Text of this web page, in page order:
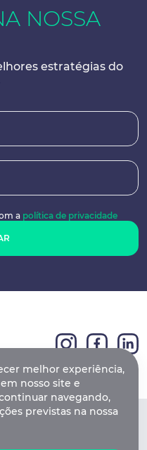
NOSSA
estratégias do
a política de privacidade
Square - Campeche A -
/ SC
melhor experiência,
nosso site e
navegando,
previstas na nossa